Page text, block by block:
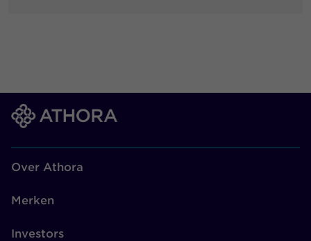
Over Athora
Merken
Investors